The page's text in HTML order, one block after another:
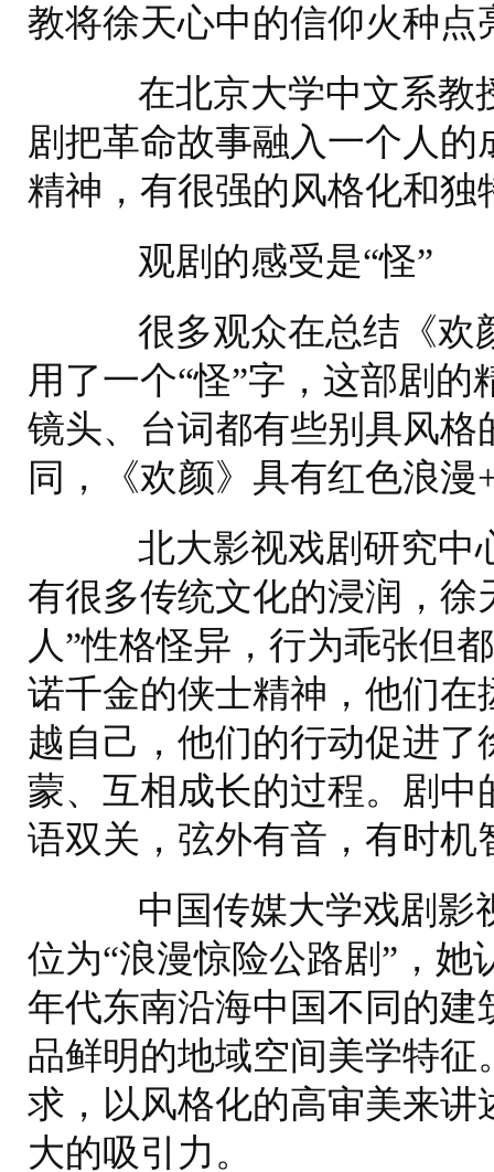
教将徐天心中的信仰火种点
在北京大学中文系教
剧把革命故事融入一个人
精神，有很强的风格化和独
观剧的感受是“怪”
很多观众在总结《欢
用了一个“怪”字，这部剧
镜头、台词都有些别具风格
同，《欢颜》具有红色浪
北大影视戏剧研究中
有很多传统文化的浸润，徐
人”性格怪异，行为乖张但
诺千金的侠士精神，他们
越自己，他们的行动促进
蒙、互相成长的过程。剧
语双关，弦外有音，有时
中国传媒大学戏剧影
位为“浪漫惊险公路剧”，
年代东南沿海中国不同的
品鲜明的地域空间美学特
求，以风格化的高审美来
大的吸引力。